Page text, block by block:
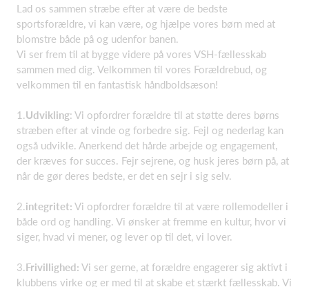
Lad os sammen stræbe efter at være de bedste
sportsforældre, vi kan være, og hjælpe vores børn med at
blomstre både på og udenfor banen.
Vi ser frem til at bygge videre på vores VSH-fællesskab
sammen med dig. Velkommen til vores Forældrebud, og
velkommen til en fantastisk håndboldsæson!
1.Udvikling: Vi opfordrer forældre til at støtte deres børns
stræben efter at vinde og forbedre sig. Fejl og nederlag kan
også udvikle. Anerkend det hårde arbejde og engagement,
der kræves for succes. Fejr sejrene, og husk jeres børn på, at
når de gør deres bedste, er det en sejr i sig selv.
2.integritet: Vi opfordrer forældre til at være rollemodeller i
både ord og handling. Vi ønsker at fremme en kultur, hvor vi
siger, hvad vi mener, og lever op til det, vi lover.
3.Frivillighed: Vi ser gerne, at forældre engagerer sig aktivt i
klubbens virke og er med til at skabe et stærkt fællesskab. Vi